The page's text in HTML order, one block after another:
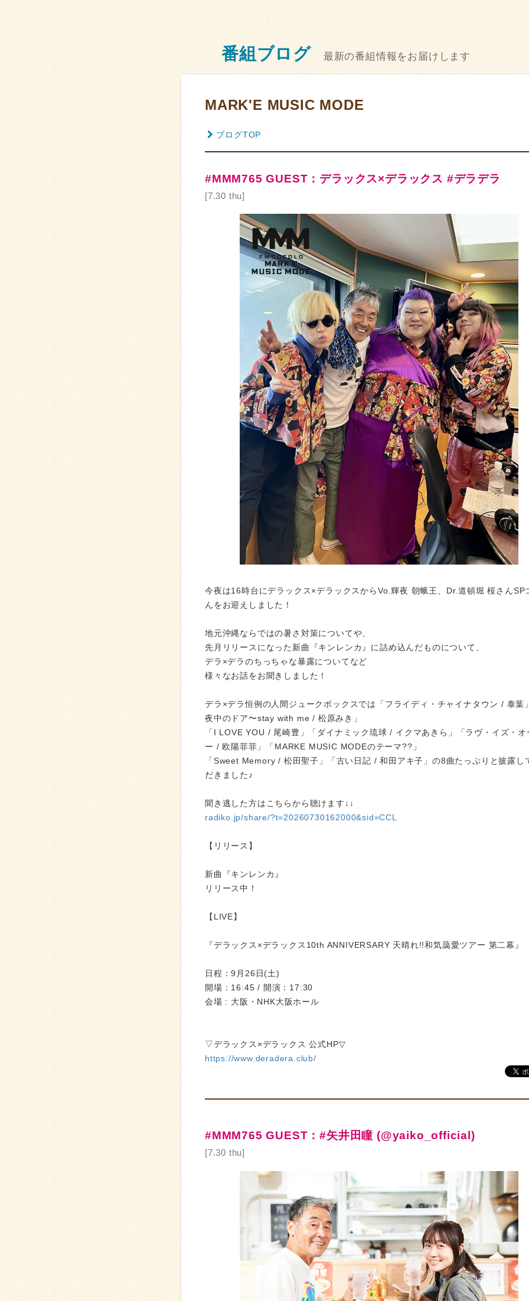
番組ブログ 最新の番組情報をお届けします
MARK'E MUSIC MODE
ブログTOP
#MMM765 GUEST：デラックス×デラックス #デラデラ
[7.30 thu]
今夜は16時台にデラックス×デラックスからVo.輝夜 朝蛾王、Dr.道頓堀 桜さんSP
んをお迎えしました！
地元沖縄ならではの暑さ対策についてや、
先月リリースになった新曲『キンレンカ』に詰め込んだものについて、
デラ×デラのちっちゃな暴露についてなど
様々なお話をお聞きしました！
デラ×デラ恒例の人間ジュークボックスでは「フライディ・チャイナタウン / 泰葉
夜中のドア〜stay with me / 松原みき」
「I LOVE YOU / 尾崎豊」「ダイナミック琉球 / イクマあきら」「ラヴ・イズ・オ
ー / 欧陽菲菲」「MARKE MUSIC MODEのテーマ??」
「Sweet Memory / 松田聖子」「古い日記 / 和田アキ子」の8曲たっぷりと披露し
だきました♪
聞き逃した方はこちらから聴けます↓↓
radiko.jp/share/?t=20260730162000&sid=CCL
【リリース】
新曲『キンレンカ』
リリース中！
【LIVE】
『デラックス×デラックス10th ANNIVERSARY 天晴れ!!和気藹愛ツアー 第二幕』
日程：9月26日(土)
開場：16:45 / 開演：17:30
会場 : 大阪・NHK大阪ホール
▽デラックス×デラックス 公式HP▽
https://www.deradera.club/
#MMM765 GUEST：#矢井田瞳 (@yaiko_official)
[7.30 thu]